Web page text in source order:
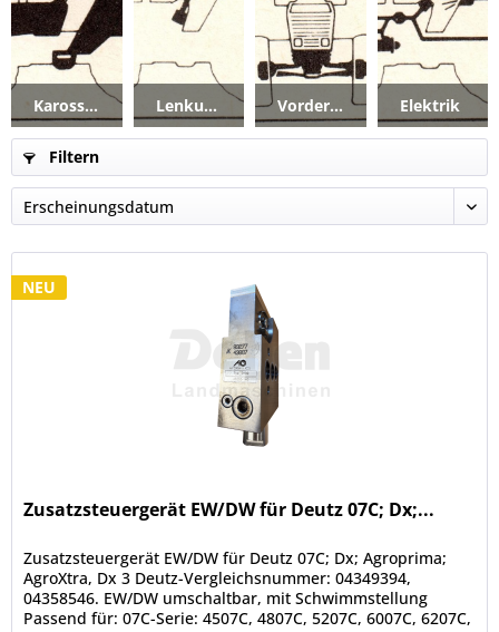
Karosserie_Kabine Lenkung Vorderachse Elektrik
Filtern
NEU
Zusatzsteuergerät EW/DW für Deutz 07C; Dx;...
Zusatzsteuergerät EW/DW für Deutz 07C; Dx; Agroprima;
AgroXtra, Dx 3 Deutz-Vergleichsnummer: 04349394,
04358546. EW/DW umschaltbar, mit Schwimmstellung
Passend für: 07C-Serie: 4507C, 4807C, 5207C, 6007C, 6207C,